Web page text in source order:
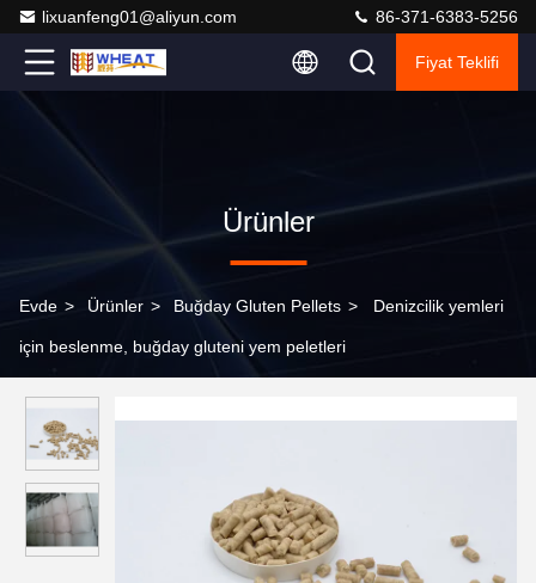
lixuanfeng01@aliyun.com 86-371-6383-5256
Fiyat Teklifi
Ürünler
Evde > Ürünler > Buğday Gluten Pellets > Denizcilik yemleri
için beslenme, buğday gluteni yem peletleri